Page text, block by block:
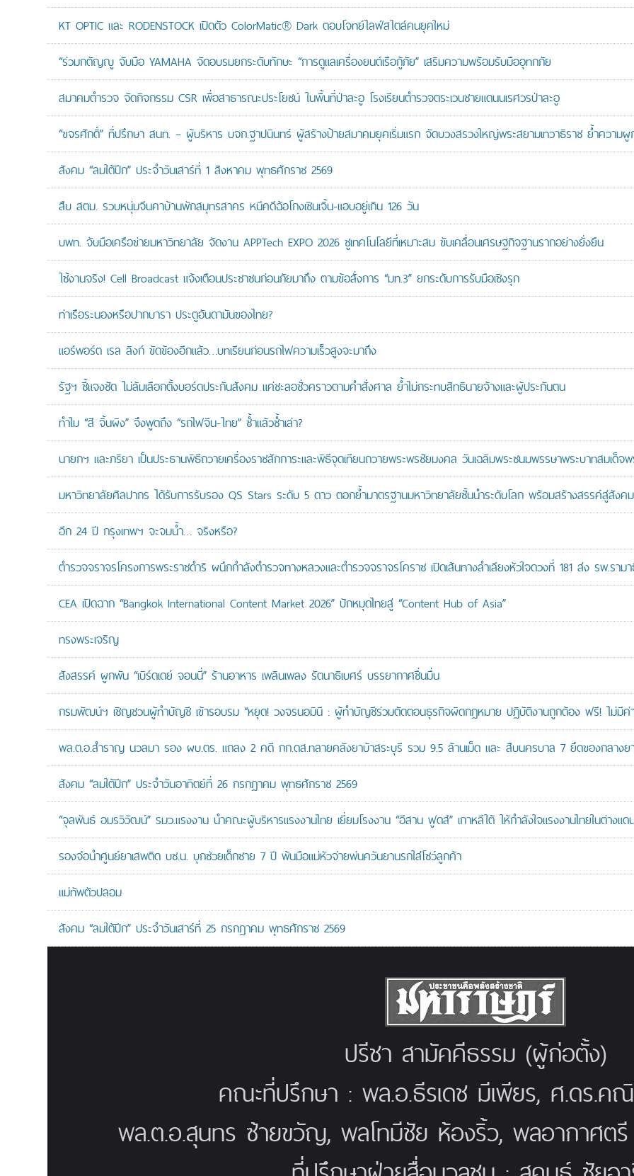
KT OPTIC และ RODENSTOCK เปิดตัว ColorMatic® Dark ตอบโจทย์ไลฟ์สไตล์คนยุคใหม่
“ร่วมกตัญญู จับมือ YAMAHA จัดอบรมยกระดับทักษะ “การดูแลเครื่องยนต์เรือกู้ภัย” เสริมความพร้อมรับมืออุทกภัย
สมาคมตำรวจ จัดกิจกรรม CSR เพื่อสาธารณะประโยชน์ ในพื้นที่ป่าละอู โรงเรียนตำรวจตระเวนชายแดนนเรศวรป่าละอู
“ขจรศักดิ์” ที่ปรึกษา สนท. – ผู้บริหาร บจก.ฐาปนินทร์ ผู้สร้างป้ายสมาคมยุคเริ่มแรก จัดบวงสรวงใหญ่พระสยามเทวาธิราช ย้ำความ
สังคม “ลมใต้ปีก” ประจำวันเสาร์ที่ 1 สิงหาคม พุทธศักราช 2569
สืบ สตม. รวบหนุ่มจีนคาบ้านพักสมุทรสาคร หนีคดีฉ้อโกงเซินเจิ้น-แอบอยู่เกิน 126 วัน
บพท. จับมือเครือข่ายมหาวิทยาลัย จัดงาน APPTech EXPO 2026 ชูเทคโนโลยีที่เหมาะสม ขับเคลื่อนเศรษฐกิจฐานรากอย่างยั่งยืน
ใช้งานจริง! Cell Broadcast แจ้งเตือนประชาชนก่อนภัยมาถึง ตามข้อสั่งการ “มท.3” ยกระดับการรับมือเชิงรุก
ท่าเรือระนองหรือปากบารา ประตูอันดามันของไทย?
แอร์พอร์ต เรล ลิงก์ ขัดข้องอีกแล้ว…บทเรียนก่อนรถไฟความเร็วสูงจะมาถึง
รัฐฯ ชี้แจงชัด ไม่ล้มเลือกตั้งบอร์ดประกันสังคม แค่ชะลอชั่วคราวตามคำสั่งศาล ย้ำไม่กระทบสิทธินายจ้างและผู้ประกันตน
ทำไม “สี จิ้นผิง” จึงพูดถึง “รถไฟจีน-ไทย” ซ้ำแล้วซ้ำเล่า?
นายกฯ และภริยา เป็นประธานพิธีถวายเครื่องราชสักการะและพิธีจุดเทียนถวายพระพรชัยมงคล วันเฉลิมพระชนมพรรษาพระบาทสมเด็จพ
มหาวิทยาลัยศิลปากร ได้รับการรับรอง QS Stars ระดับ 5 ดาว ตอกย้ำมาตรฐานมหาวิทยาลัยชั้นนำระดับโลก พร้อมสร้างสรรค์สู่สังค
อีก 24 ปี กรุงเทพฯ จะจมน้ำ… จริงหรือ?
ตำรวจจราจรโครงการพระราชดำริ ผนึกกำลังตำรวจทางหลวงและตำรวจจราจรโคราช เปิดเส้นทางลำเลียงหัวใจดวงที่ 181 ส่ง รพ.ราม
CEA เปิดฉาก “Bangkok International Content Market 2026” ปักหมุดไทยสู่ “Content Hub of Asia”
ทรงพระเจริญ
สังสรรค์ ผูกพัน “เบิร์ดเดย์ จอนนี่” ร้านอาหาร เพลินเพลง รัตนาธิเบศร์ บรรยากาศชื่นมื่น
กรมพัฒน์ฯ เชิญชวนผู้ทำบัญชี เข้ารอบรม “หยุด! วงจรนอมินี : ผู้ทำบัญชีร่วมตัดตอนธุรกิจผิดกฎหมาย ปฏิบัติงานถูกต้อง ฟรี! ไม่มีค่า
พล.ต.อ.สำราญ นวลมา รอง ผบ.ตร. แถลง 2 คดี กก.ดส.ทลายคลังยาบ้าสระบุรี รวม 9.5 ล้านเม็ด และ สืบนครบาล 7 ยึดของกลางย
สังคม “ลมใต้ปีก” ประจำวันอาทิตย์ที่ 26 กรกฎาคม พุทธศักราช 2569
“จุลพันธ์ อมรวิวัฒน์” รมว.แรงงาน นำคณะผู้บริหารแรงงานไทย เยี่ยมโรงงาน “อีสาน ฟูดส์” เกาหลีใต้ ให้กำลังใจแรงงานไทยในต่างแด
รองจ๋อนำศูนย์ยาเสพติด บช.น. บุกช่วยเด็กชาย 7 ปี พ้นมือแม่หัวจ่ายพ่นควันยานรกใส่โชว์ลูกค้า
แม่ทัพตัวปลอม
สังคม “ลมใต้ปีก” ประจำวันเสาร์ที่ 25 กรกฎาคม พุทธศักราช 2569
ปรีชา สามัคคีธรรม (ผู้ก่อตั้ง)
คณะที่ปรึกษา : พล.อ.ธีรเดช มีเพียร, ศ.ดร.
พล.ต.อ.สุนทร ซ้ายขวัญ, พลโทมีชัย ห้องริ้ว, พลอากาศ